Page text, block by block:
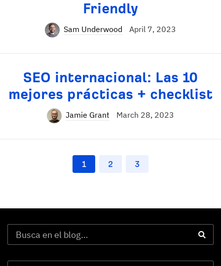
Friendly
Sam Underwood April 7, 2023
SEO internacional: Las 10
mejores prácticas + checklist
Jamie Grant March 28, 2023
1 2 3